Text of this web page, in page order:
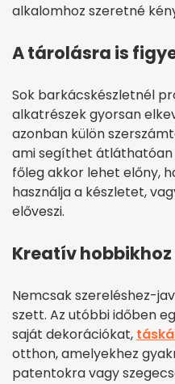
alkalomhoz szeretné
A tárolásra is
Sok barkácskészletnél
alkatrészek gyorsan
azonban külön
ami segíthet átláthatóan
főleg akkor lehet előny,
használja a készletet,
előveszi.
Kreatív
Nemcsak szereléshez-
szett. Az utóbbi időben
saját dekorációkat,
otthon, amelyekhez
patentokra vagy